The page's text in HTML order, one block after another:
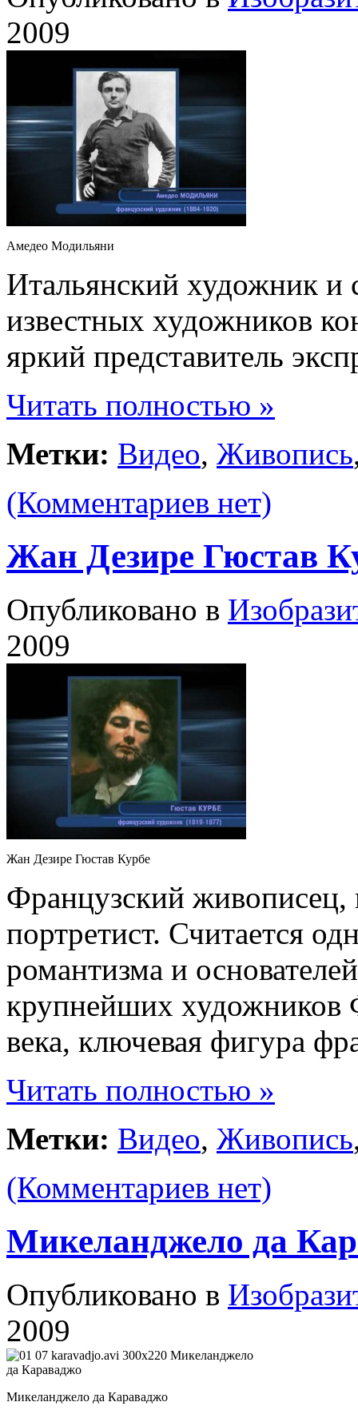
2009
Амедео Модильяни
Итальянский художник и
известных художников
яркий представитель
Читать полностью »
Метки: Видео, Живопись
(Комментариев нет)
Жан Дезире Гюстав
Опубликовано в
2009
Жан Дезире Гюстав Курбе
Французский живописец,
портретист. Считается
романтизма и
крупнейших
века, ключевая фигура
Читать полностью »
Метки: Видео, Живопись
(Комментариев нет)
Микеланджело да
Опубликовано в
2009
Микеланджело да Караваджо